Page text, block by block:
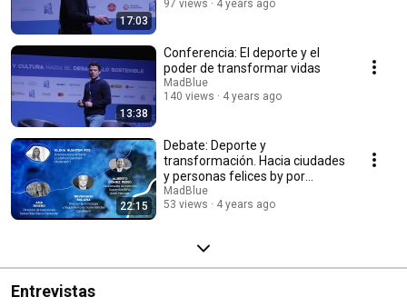
17:03
97 views
4 years ago
13:38
Conferencia: El deporte y el
poder de transformar vidas
MadBlue
140 views
4 years ago
22:15
Debate: Deporte y
transformación. Hacia ciudades
y personas felices by por
Nationale-Nederlanden
MadBlue
53 views
4 years ago
Entrevistas